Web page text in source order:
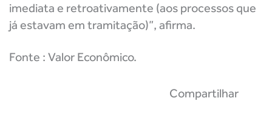
imediata e retroativamente (aos processos que
já estavam em tramitação)”, afirma.
Fonte : Valor Econômico.
Compartilhar